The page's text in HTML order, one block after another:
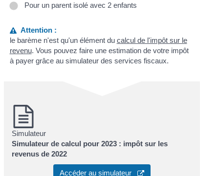
Pour un parent isolé avec 2 enfants
Attention :
le barème n'est qu'un élément du calcul de l'impôt sur le
revenu. Vous pouvez faire une estimation de votre impôt
à payer grâce au simulateur des services fiscaux.
Simulateur
Simulateur de calcul pour 2023 : impôt sur les
revenus de 2022
Accéder au simulateur